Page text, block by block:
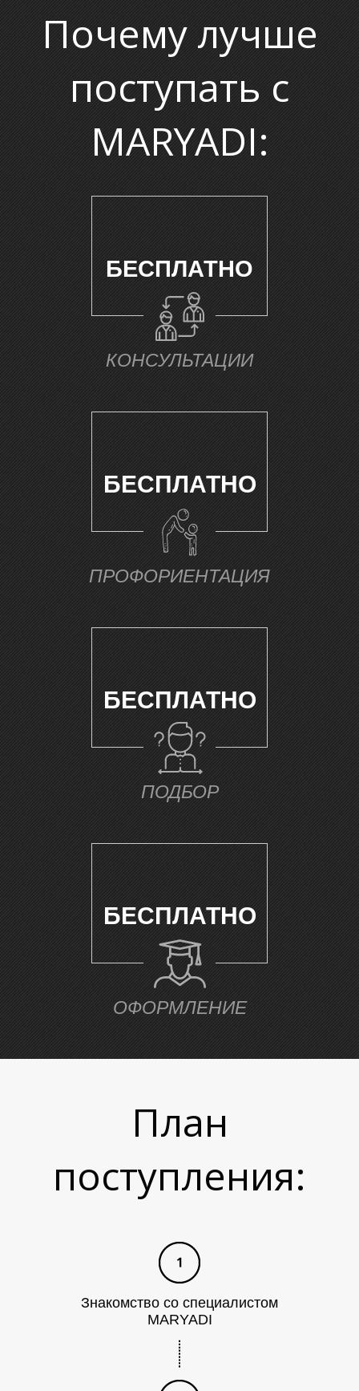
И
А
Л
Почему лучше
поступать с
MARYADI:
БЕСПЛАТНО
КОНСУЛЬТАЦИИ
БЕСПЛАТНО
ПРОФОРИЕНТАЦИЯ
БЕСПЛАТНО
ПОДБОР
БЕСПЛАТНО
ОФОРМЛЕНИЕ
План
поступления:
Знакомство со специалистом
MARYADI